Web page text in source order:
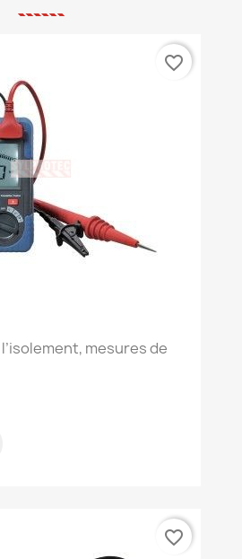
mesures de
favorite_border
favorite_border